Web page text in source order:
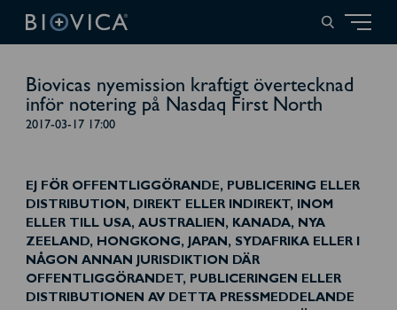
Biovicas nyemission kraftigt övertecknad
inför notering på Nasdaq First North
2017-03-17 17:00
EJ FÖR OFFENTLIGGÖRANDE, PUBLICERING ELLER
DISTRIBUTION, DIREKT ELLER INDIREKT, INOM
ELLER TILL USA, AUSTRALIEN, KANADA, NYA
ZEELAND, HONGKONG, JAPAN, SYDAFRIKA ELLER I
NÅGON ANNAN JURISDIKTION DÄR
OFFENTLIGGÖRANDET, PUBLICERINGEN ELLER
DISTRIBUTIONEN AV DETTA PRESSMEDDELANDE